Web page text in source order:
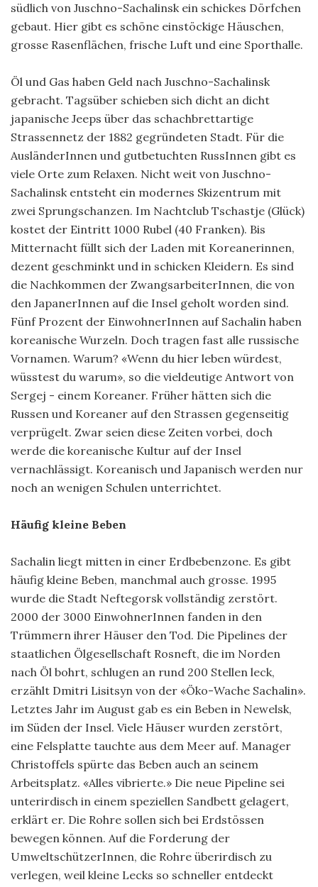
südlich von Juschno-Sachalinsk ein schickes Dörfchen
gebaut. Hier gibt es schöne einstöckige Häuschen,
grosse Rasenflächen, frische Luft und eine Sporthalle.
Öl und Gas haben Geld nach Juschno-Sachalinsk
gebracht. Tagsüber schieben sich dicht an dicht
japanische Jeeps über das schachbrettartige
Strassennetz der 1882 gegründeten Stadt. Für die
AusländerInnen und gutbetuchten RussInnen gibt es
viele Orte zum Relaxen. Nicht weit von Juschno-
Sachalinsk entsteht ein modernes Skizentrum mit
zwei Sprungschanzen. Im Nachtclub Tschastje (Glück)
kostet der Eintritt 1000 Rubel (40 Franken). Bis
Mitternacht füllt sich der Laden mit Koreanerinnen,
dezent geschminkt und in schicken Kleidern. Es sind
die Nachkommen der ZwangsarbeiterInnen, die von
den JapanerInnen auf die Insel geholt worden sind.
Fünf Prozent der EinwohnerInnen auf Sachalin haben
koreanische Wurzeln. Doch tragen fast alle russische
Vornamen. Warum? «Wenn du hier leben würdest,
wüsstest du warum», so die vieldeutige Antwort von
Sergej - einem Koreaner. Früher hätten sich die
Russen und Koreaner auf den Strassen gegenseitig
verprügelt. Zwar seien diese Zeiten vorbei, doch
werde die koreanische Kultur auf der Insel
vernachlässigt. Koreanisch und Japanisch werden nur
noch an wenigen Schulen unterrichtet.
Häufig kleine Beben
Sachalin liegt mitten in einer Erdbebenzone. Es gibt
häufig kleine Beben, manchmal auch grosse. 1995
wurde die Stadt Neftegorsk vollständig zerstört.
2000 der 3000 EinwohnerInnen fanden in den
Trümmern ihrer Häuser den Tod. Die Pipelines der
staatlichen Ölgesellschaft Rosneft, die im Norden
nach Öl bohrt, schlugen an rund 200 Stellen leck,
erzählt Dmitri Lisitsyn von der «Öko-Wache Sachalin».
Letztes Jahr im August gab es ein Beben in Newelsk,
im Süden der Insel. Viele Häuser wurden zerstört,
eine Felsplatte tauchte aus dem Meer auf. Manager
Christoffels spürte das Beben auch an seinem
Arbeitsplatz. «Alles vibrierte.» Die neue Pipeline sei
unterirdisch in einem speziellen Sandbett gelagert,
erklärt er. Die Rohre sollen sich bei Erdstössen
bewegen können. Auf die Forderung der
UmweltschützerInnen, die Rohre überirdisch zu
verlegen, weil kleine Lecks so schneller entdeckt